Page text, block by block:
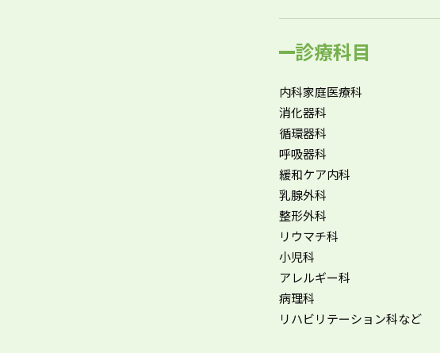
診療科目
内科家庭医療科
消化器科
循環器科
呼吸器科
緩和ケア内科
乳腺外科
整形外科
リウマチ科
小児科
アレルギー科
病理科
リハビリテーション科など